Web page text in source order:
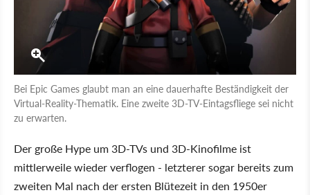
Bei Epic Games glaubt man an eine dauerhafte Beständigkeit der
Virtual-Reality-Thematik. Eine zweite 3D-TV-Eintagsfliege sei nicht
zu erwarten.
Der große Hype um 3D-TVs und 3D-Kinofilme ist
mittlerweile wieder verflogen - letzterer sogar bereits zum
zweiten Mal nach der ersten Blütezeit in den 1950er